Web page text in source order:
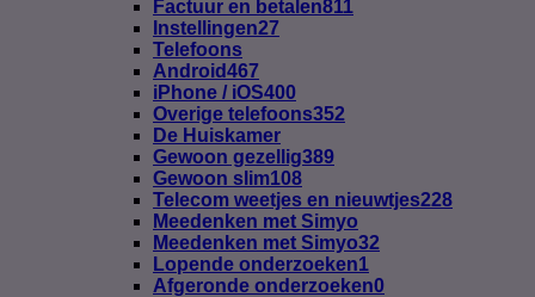
Factuur en betalen811
Instellingen27
Telefoons
Android467
iPhone / iOS400
Overige telefoons352
De Huiskamer
Gewoon gezellig389
Gewoon slim108
Telecom weetjes en nieuwtjes228
Meedenken met Simyo
Meedenken met Simyo32
Lopende onderzoeken1
Afgeronde onderzoeken0